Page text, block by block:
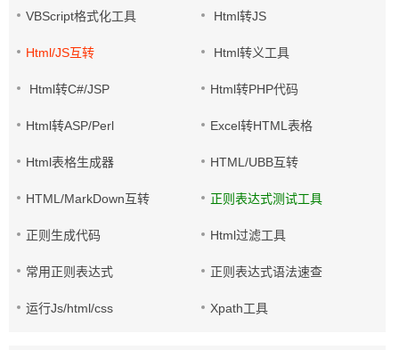
VBScript格式化工具 Html转JS
Html/JS互转 Html转义工具
Html转C#/JSP Html转PHP代码
Html转ASP/Perl Excel转HTML表格
Html表格生成器 HTML/UBB互转
HTML/MarkDown互转 正则表达式测试工具
正则生成代码 Html过滤工具
常用正则表达式 正则表达式语法速查
运行Js/html/css Xpath工具